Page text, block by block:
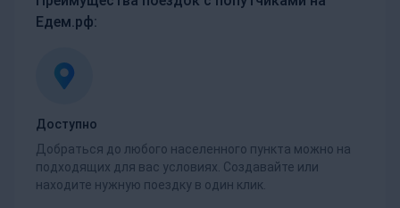
Едем.рф:
Доступно
Добраться до любого населенного пункта можно на
подходящих для вас условиях. Создавайте или
находите нужную поездку в один клик.